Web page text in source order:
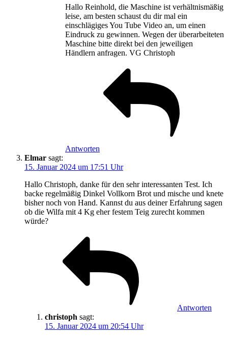
Hallo Reinhold, die Maschine ist verhältnismäßig
leise, am besten schaust du dir mal ein
einschlägiges You Tube Video an, um einen
Eindruck zu gewinnen. Wegen der überarbeiteten
Maschine bitte direkt bei den jeweiligen
Händlern anfragen. VG Christoph
Antworten
Elmar sagt:
15. Januar 2024 um 17:51 Uhr
Hallo Christoph, danke für den sehr interessanten Test. Ich
backe regelmäßig Dinkel Vollkorn Brot und mische und knete
bisher noch von Hand. Kannst du aus deiner Erfahrung sagen
ob die Wilfa mit 4 Kg eher festem Teig zurecht kommen
würde?
Antworten
christoph sagt:
15. Januar 2024 um 20:54 Uhr